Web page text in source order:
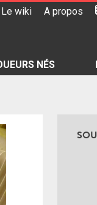
Le wiki A propos
NÉS